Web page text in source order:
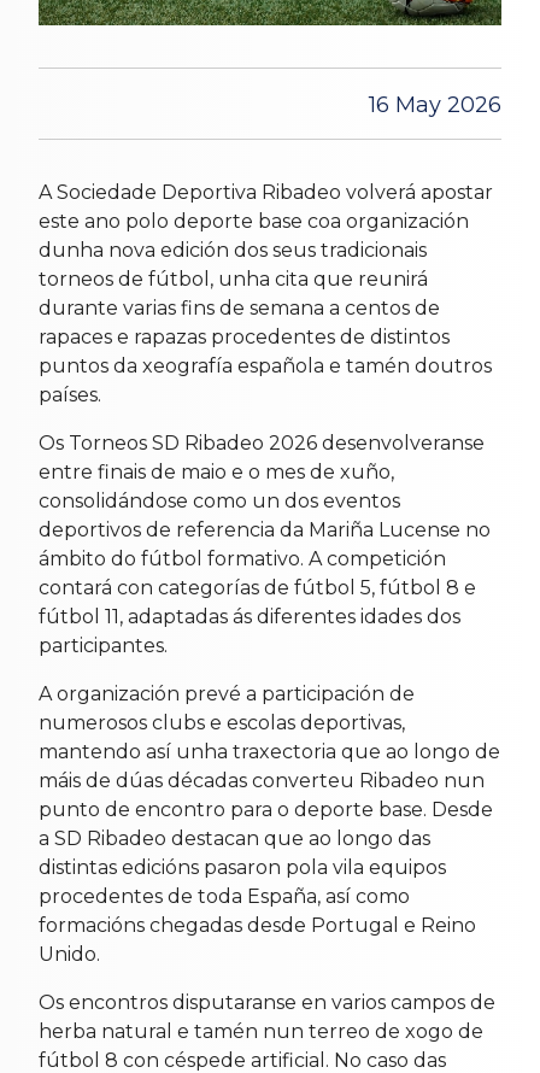
16 May 2026
A Sociedade Deportiva Ribadeo volverá apostar
este ano polo deporte base coa organización
dunha nova edición dos seus tradicionais
torneos de fútbol, unha cita que reunirá
durante varias fins de semana a centos de
rapaces e rapazas procedentes de distintos
puntos da xeografía española e tamén doutros
países.
Os Torneos SD Ribadeo 2026 desenvolveranse
entre finais de maio e o mes de xuño,
consolidándose como un dos eventos
deportivos de referencia da Mariña Lucense no
ámbito do fútbol formativo. A competición
contará con categorías de fútbol 5, fútbol 8 e
fútbol 11, adaptadas ás diferentes idades dos
participantes.
A organización prevé a participación de
numerosos clubs e escolas deportivas,
mantendo así unha traxectoria que ao longo de
máis de dúas décadas converteu Ribadeo nun
punto de encontro para o deporte base. Desde
a SD Ribadeo destacan que ao longo das
distintas edicións pasaron pola vila equipos
procedentes de toda España, así como
formacións chegadas desde Portugal e Reino
Unido.
Os encontros disputaranse en varios campos de
herba natural e tamén nun terreo de xogo de
fútbol 8 con céspede artificial. No caso das